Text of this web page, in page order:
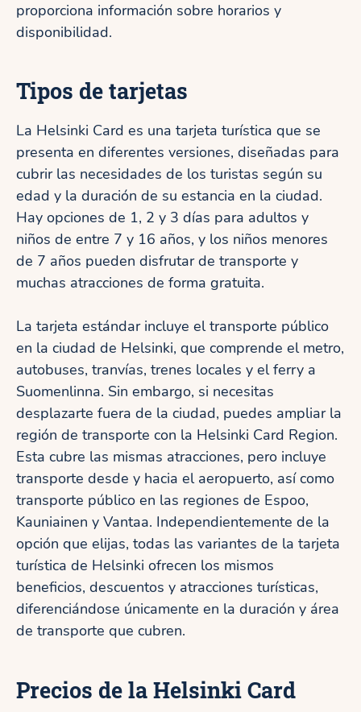
proporciona información sobre horarios y
disponibilidad.
Tipos de tarjetas
La Helsinki Card es una tarjeta turística que se
presenta en diferentes versiones, diseñadas para
cubrir las necesidades de los turistas según su
edad y la duración de su estancia en la ciudad.
Hay opciones de 1, 2 y 3 días para adultos y
niños de entre 7 y 16 años, y los niños menores
de 7 años pueden disfrutar de transporte y
muchas atracciones de forma gratuita.
La tarjeta estándar incluye el transporte público
en la ciudad de Helsinki, que comprende el metro,
autobuses, tranvías, trenes locales y el ferry a
Suomenlinna. Sin embargo, si necesitas
desplazarte fuera de la ciudad, puedes ampliar la
región de transporte con la Helsinki Card Region.
Esta cubre las mismas atracciones, pero incluye
transporte desde y hacia el aeropuerto, así como
transporte público en las regiones de Espoo,
Kauniainen y Vantaa. Independientemente de la
opción que elijas, todas las variantes de la tarjeta
turística de Helsinki ofrecen los mismos
beneficios, descuentos y atracciones turísticas,
diferenciándose únicamente en la duración y área
de transporte que cubren.
Precios de la Helsinki Card